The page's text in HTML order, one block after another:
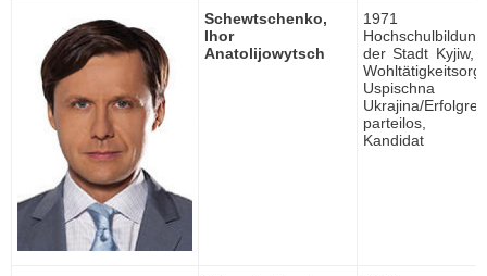
Schewtschenko,
Ihor
Anatolijowytsch
1971
der Stadt Kyjiw,
Uspischna
Ukrajina/
parteilos,
Kandidat